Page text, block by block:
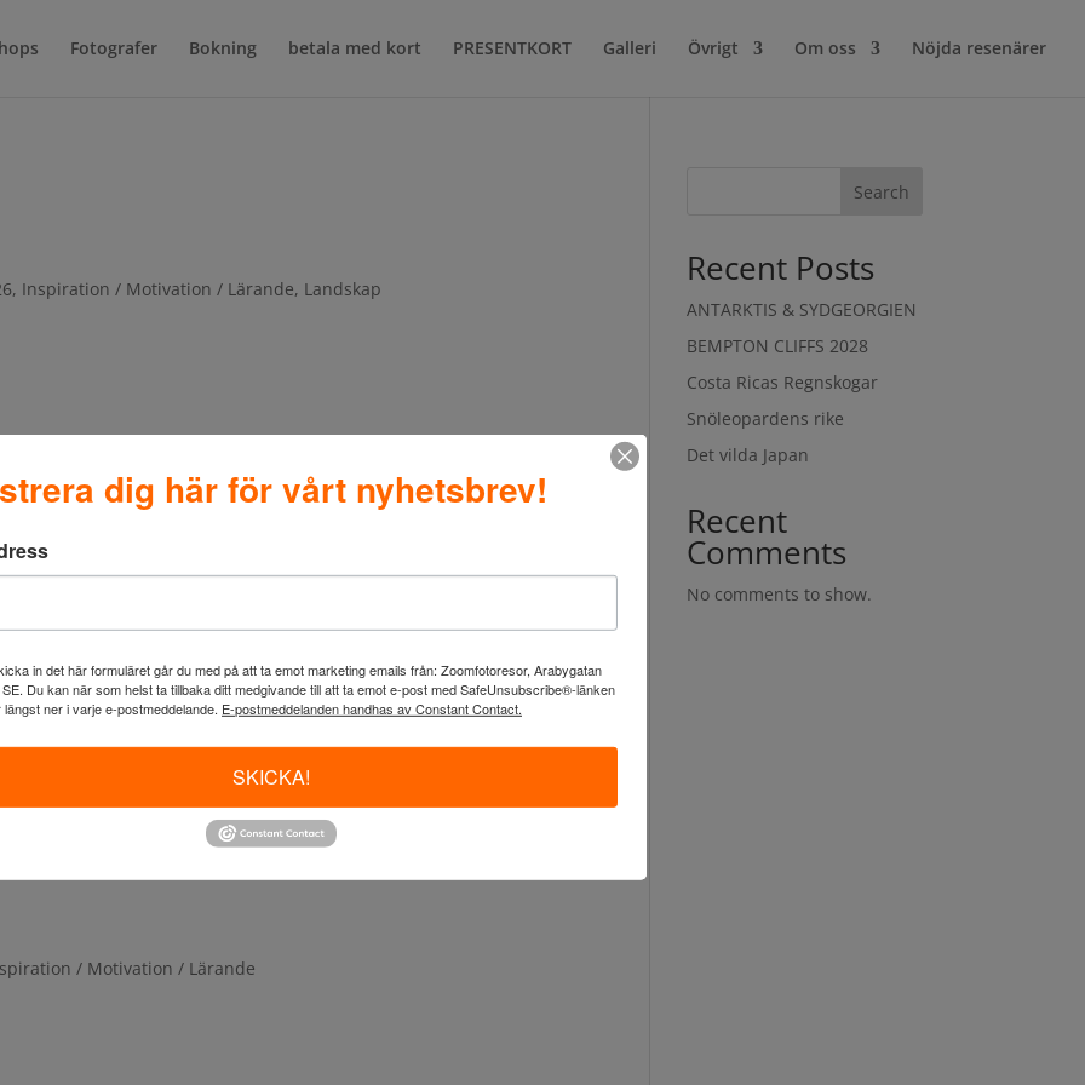
Fotografer Bokning betala med kort PRESENTKORT Galleri Övrigt Om oss Nöjda resenärer
, Inspiration / Motivation / Lärande, Landskap
/ Motivation / Lärande
/ Motivation / Lärande,Landskap
/ Motivation / Lärande
Search
Recent Posts
ANTARKTIS & SYDGEORGIEN
BEMPTON CLIFFS 2028
Costa Ricas Regnskogar
Snöleopardens rike
Det vilda Japan
Recent
Comments
No comments to show.
dig här för vårt nyhetsbrev!
in det här formuläret går du med på att ta emot marketing emails från: Zoomfotoresor, Arabygatan
Du kan när som helst ta tillbaka ditt medgivande till att ta emot e-post med SafeUnsubscribe®-länken
ner i varje e-postmeddelande. E-postmeddelanden handhas av Constant Contact.
SKICKA!